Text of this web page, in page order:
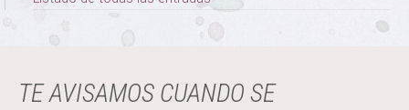
TE AVISAMOS CUANDO SE